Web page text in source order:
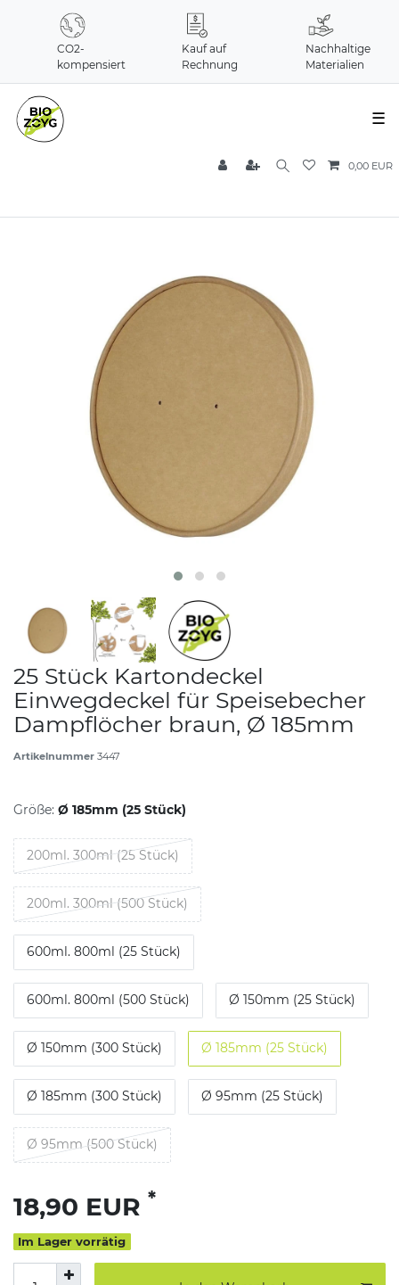
CO2-
kompensiert
Kauf auf
Rechnung
Nachhaltige
Materialien
☰
0,00 EUR
25 Stück Kartondeckel
Einwegdeckel für Speisebecher
Dampflöcher braun, Ø 185mm
Artikelnummer 3447
Größe: Ø 185mm (25 Stück)
200ml. 300ml (25 Stück)
200ml. 300ml (500 Stück)
600ml. 800ml (25 Stück)
600ml. 800ml (500 Stück) Ø 150mm (25 Stück)
Ø 150mm (300 Stück) Ø 185mm (25 Stück)
Ø 185mm (300 Stück) Ø 95mm (25 Stück)
Ø 95mm (500 Stück)
18,90 EUR *
Im Lager vorrätig